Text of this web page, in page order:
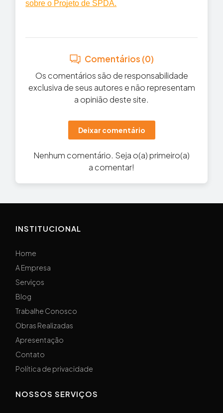
sobre o Projeto de SPDA.
Comentários (0)
Os comentários são de responsabilidade
exclusiva de seus autores e não representam
a opinião deste site.
Deixar comentário
Nenhum comentário. Seja o(a) primeiro(a)
a comentar!
INSTITUCIONAL
Home
A Empresa
Serviços
Blog
Trabalhe Conosco
Obras Realizadas
Apresentação
Contato
Política de privacidade
NOSSOS SERVIÇOS